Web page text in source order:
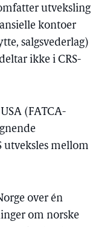
utveksling
kontoer
salgsvederlag)
ikke i CRS-
(FATCA-
utveksles mellom
over én
om norske